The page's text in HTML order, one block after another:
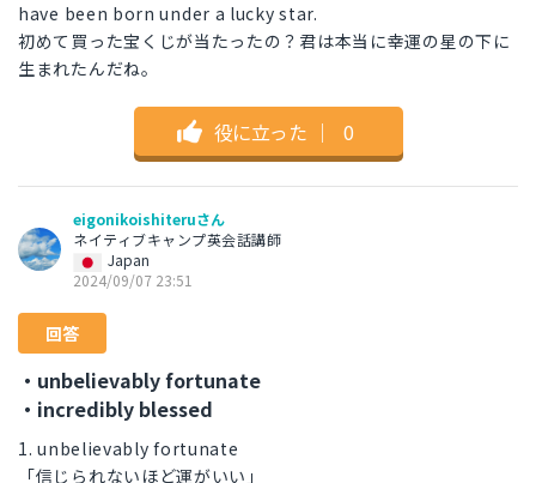
have been born under a lucky star.
初めて買った宝くじが当たったの？君は本当に幸運の星の下に
生まれたんだね。
役に立った ｜ 0
eigonikoishiteruさん
ネイティブキャンプ英会話講師
Japan
2024/09/07 23:51
回答
・unbelievably fortunate
・incredibly blessed
1. unbelievably fortunate
「信じられないほど運がいい」